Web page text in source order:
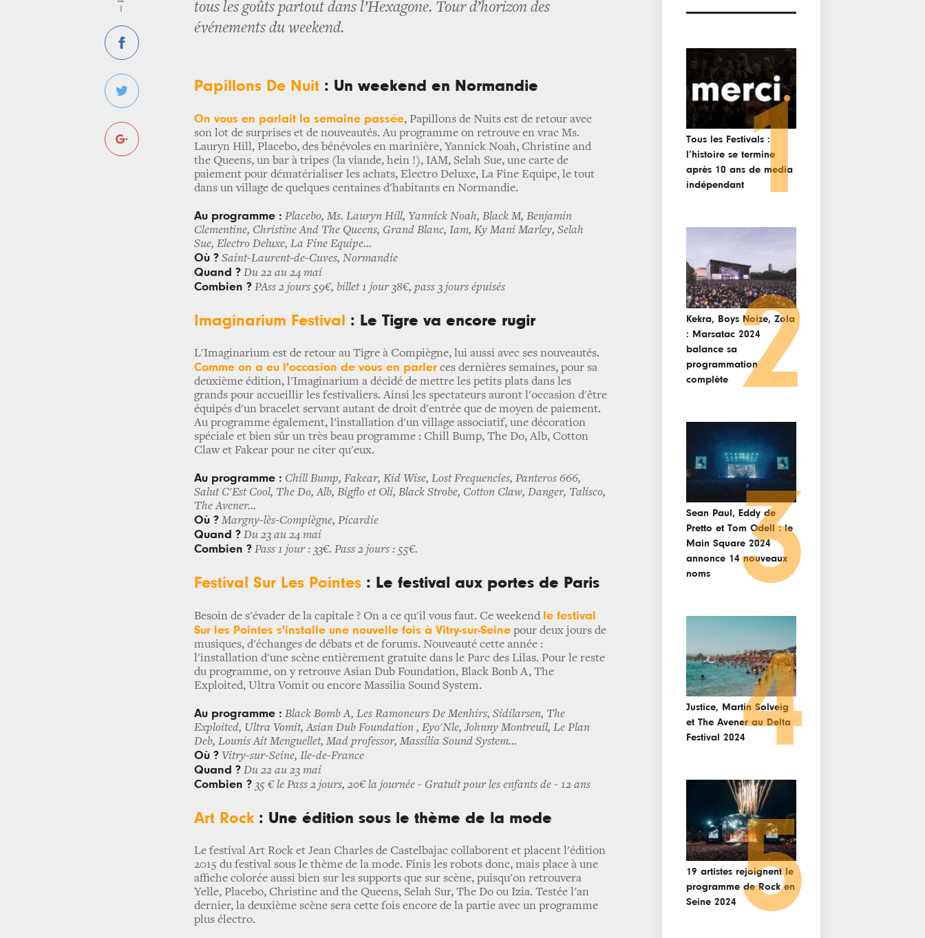
tous les goûts partout dans l’Hexagone. Tour d’horizon des
événements du weekend.
Papillons De Nuit : Un weekend en Normandie
On vous en parlait la semaine passée, Papillons de Nuits est de retour avec
son lot de surprises et de nouveautés. Au programme on retrouve en vrac Ms.
Lauryn Hill, Placebo, des bénévoles en marinière, Yannick Noah, Christine and
the Queens, un bar à tripes (la viande, hein !), IAM, Selah Sue, une carte de
paiement pour dématérialiser les achats, Electro Deluxe, La Fine Equipe, le tout
dans un village de quelques centaines d'habitants en Normandie.
Au programme : Placebo, Ms. Lauryn Hill, Yannick Noah, Black M, Benjamin
Clementine, Christine And The Queens, Grand Blanc, Iam, Ky Mani Marley, Selah
Sue, Electro Deluxe, La Fine Equipe...
Où ? Saint-Laurent-de-Cuves, Normandie
Quand ? Du 22 au 24 mai
Combien ? PAss 2 jours 59€, billet 1 jour 38€, pass 3 jours épuisés
Imaginarium Festival : Le Tigre va encore rugir
L'Imaginarium est de retour au Tigre à Compiègne, lui aussi avec ses nouveautés.
Comme on a eu l'occasion de vous en parler ces dernières semaines, pour sa
deuxième édition, l'Imaginarium a décidé de mettre les petits plats dans les
grands pour accueillir les festivaliers. Ainsi les spectateurs auront l'occasion d'être
équipés d'un bracelet servant autant de droit d'entrée que de moyen de paiement.
Au programme également, l'installation d'un village associatif, une décoration
spéciale et bien sûr un très beau programme : Chill Bump, The Do, Alb, Cotton
Claw et Fakear pour ne citer qu'eux.
Au programme : Chill Bump, Fakear, Kid Wise, Lost Frequencies, Panteros 666,
Salut C'Est Cool, The Do, Alb, Bigflo et Oli, Black Strobe, Cotton Claw, Danger, Talisco,
The Avener...
Où ? Margny-lès-Compiègne, Picardie
Quand ? Du 23 au 24 mai
Combien ? Pass 1 jour : 33€. Pass 2 jours : 55€.
Festival Sur Les Pointes : Le festival aux portes de Paris
Besoin de s'évader de la capitale ? On a ce qu'il vous faut. Ce weekend le festival
Sur les Pointes s'installe une nouvelle fois à Vitry-sur-Seine pour deux jours de
musiques, d'échanges de débats et de forums. Nouveauté cette année :
l'installation d'une scène entièrement gratuite dans le Parc des Lilas. Pour le reste
du programme, on y retrouve Asian Dub Foundation, Black Bonb A, The
Exploited, Ultra Vomit ou encore Massilia Sound System.
Au programme : Black Bomb A, Les Ramoneurs De Menhirs, Sidilarsen, The
Exploited, Ultra Vomit, Asian Dub Foundation , Eyo'Nle, Johnny Montreuil, Le Plan
Deb, Lounis Ait Menguellet, Mad professor, Massilia Sound System...
Où ? Vitry-sur-Seine, Ile-de-France
Quand ? Du 22 au 23 mai
Combien ? 35 € le Pass 2 jours, 20€ la journée - Gratuit pour les enfants de - 12 ans
Art Rock : Une édition sous le thème de la mode
Le festival Art Rock et Jean Charles de Castelbajac collaborent et placent l'édition
2015 du festival sous le thème de la mode. Finis les robots donc, mais place à une
affiche colorée aussi bien sur les supports que sur scène, puisqu'on retrouvera
Yelle, Placebo, Christine and the Queens, Selah Sur, The Do ou Izia. Testée l'an
dernier, la deuxième scène sera cette fois encore de la partie avec un programme
plus électro.
Tous les Festivals :
l’histoire se termine
après 10 ans de media
indépendant1
Kekra, Boys Noize, Zola
: Marsatac 2024
balance sa
programmation
complète
2
Sean Paul, Eddy de
Pretto et Tom Odell : le
Main Square 2024
annonce 14 nouveaux
noms
3
Justice, Martin Solveig
et The Avener au Delta
Festival 20244
19 artistes rejoignent le
programme de Rock en
Seine 2024 5